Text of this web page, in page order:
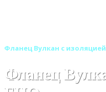
Фланец Вулкан с изоляцией
Фланец